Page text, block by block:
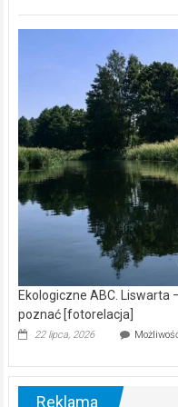
Ekologiczne ABC.
poznać [fotorelacja]
22 lipca, 2026
Reklama